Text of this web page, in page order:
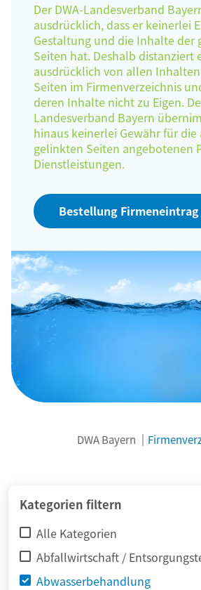
Der DWA-Landesverband
ausdrücklich, dass er keinerlei
Gestaltung und die Inhalte der
Seiten hat. Deshalb distanziert
ausdrücklich von allen
Seiten im Firmenverzeichnis
deren Inhalte nicht zu Eigen.
Landesverband Bayern
hinaus keinerlei Gewähr für die
gelinkten Seiten angebotenen
Dienstleistungen.
Bestellung Firmeneintrag
DWA Bayern
Kategorien filtern
Alle Kategorien
Abfallwirtschaft /
Abwasserbehandlung